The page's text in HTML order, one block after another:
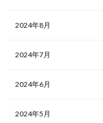
2024年8月
2024年7月
2024年6月
2024年5月